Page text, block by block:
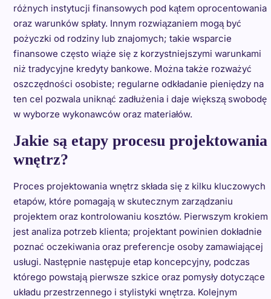
różnych instytucji finansowych pod kątem oprocentowania
oraz warunków spłaty. Innym rozwiązaniem mogą być
pożyczki od rodziny lub znajomych; takie wsparcie
finansowe często wiąże się z korzystniejszymi warunkami
niż tradycyjne kredyty bankowe. Można także rozważyć
oszczędności osobiste; regularne odkładanie pieniędzy na
ten cel pozwala uniknąć zadłużenia i daje większą swobodę
w wyborze wykonawców oraz materiałów.
Jakie są etapy procesu projektowania
wnętrz?
Proces projektowania wnętrz składa się z kilku kluczowych
etapów, które pomagają w skutecznym zarządzaniu
projektem oraz kontrolowaniu kosztów. Pierwszym krokiem
jest analiza potrzeb klienta; projektant powinien dokładnie
poznać oczekiwania oraz preferencje osoby zamawiającej
usługi. Następnie następuje etap koncepcyjny, podczas
którego powstają pierwsze szkice oraz pomysły dotyczące
układu przestrzennego i stylistyki wnętrza. Kolejnym